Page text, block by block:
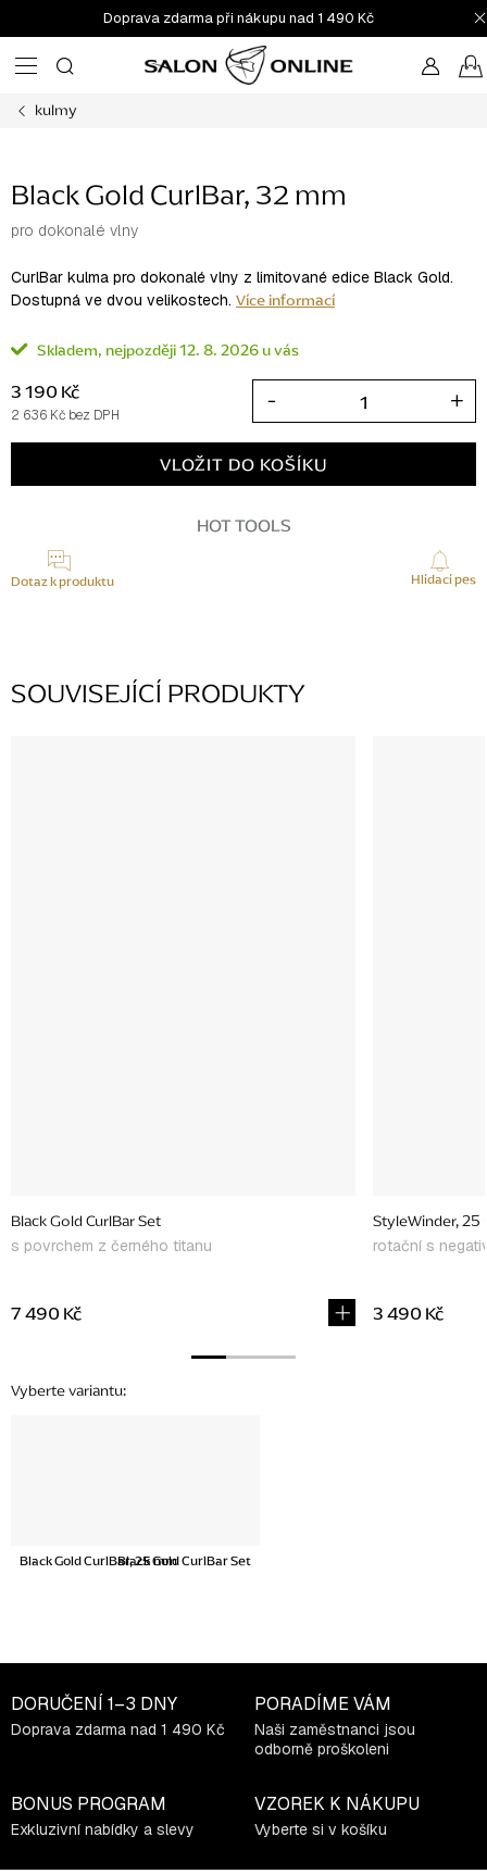
na
obsah
Doprava zdarma při nákupu nad 1 490 Kč
kulmy
Black Gold CurlBar, 32 mm
pro dokonalé vlny
CurlBar kulma pro dokonalé vlny z limitované edice Black Gold.
Dostupná ve dvou velikostech. Více informací
Skladem 12. 8. 2026
3 190 Kč
2 636 Kč bez DPH
VLOŽIT DO KOŠÍKU
HOT TOOLS
Dotaz k produktu Hlídací pes
SOUVISEJÍCÍ PRODUKTY
Black Gold CurlBar Set
s povrchem z černého titanu
7 490 Kč
StyleWinder, 25
rotační s
3 490 Kč
Black Gold CurlBar, 25 mmBlack Gold CurlBar Set
DORUČENÍ 1–3 DNY
Doprava zdarma nad 1 490 Kč
PORADÍME VÁM
Naši zaměstnanci jsou
odborně proškoleni
BONUS PROGRAM
Exkluzivní nabídky a slevy
VZOREK K NÁKUPU
Vyberte si v košíku